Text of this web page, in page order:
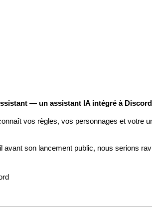
— un assistant IA intégré à
vos règles, vos personnages et votre
son lancement public, nous serions